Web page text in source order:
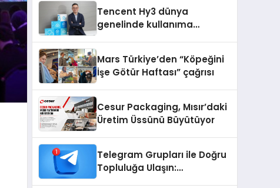
şunları kaydetti:
Tencent Hy3 dünya
genelinde kullanıma
Mars Türkiye’den “Köpeğini
İşe Götür Haftası” çağrısı
Cesur Packaging, Mısır’daki
Üretim Üssünü Büyütüyor
Telegram Grupları ile Doğru
Topluluğa Ulaşın: